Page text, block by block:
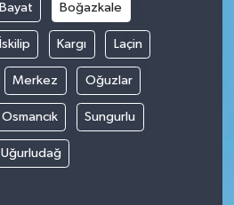
Bayat Boğazkale
İskilip Kargı Laçin
Merkez Oğuzlar
Osmancık Sungurlu
Uğurludağ